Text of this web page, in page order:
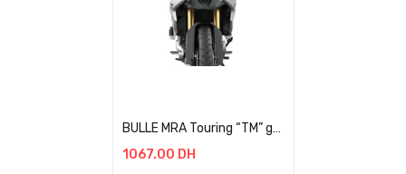
BULLE MRA Touring “TM” gris fumé, ABE BMW F 850 GS / RALLYE BJ 2021+
1067.00 DH